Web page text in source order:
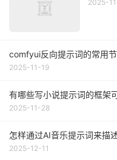
2025-
comfyui反向提示词的常用
2025-11-19
有哪些写小说提示词的框架
2025-11-28
怎样通过AI音乐提示词来描
2025-12-11